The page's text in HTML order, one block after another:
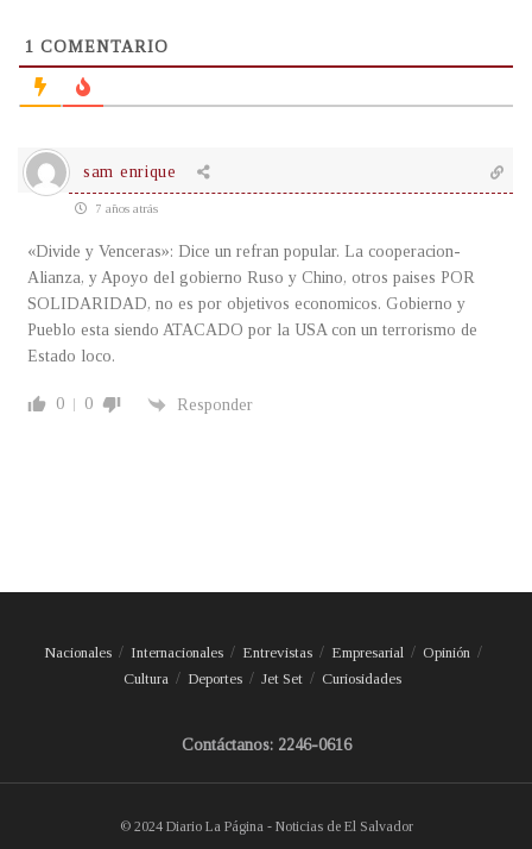
1 COMENTARIO
sam enrique
7 años atrás
«Divide y Venceras»: Dice un refran popular. La cooperacion-
Alianza, y Apoyo del gobierno Ruso y Chino, otros paises POR
SOLIDARIDAD, no es por objetivos economicos. Gobierno y
Pueblo esta siendo ATACADO por la USA con un terrorismo de
Estado loco.
0 0 Responder
Nacionales Internacionales Entrevistas Empresarial
Opinión
Cultura
Deportes Jet Set Curiosidades
Contáctanos: 2246-0616
© 2024 Diario La Página - Noticias de El Salvador